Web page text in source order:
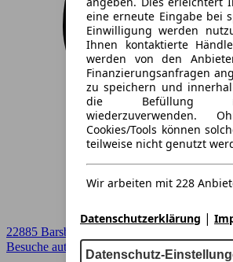
eine erneute Eingabe bei
Einwilligung werden
Ihnen kontaktierte
werden von den
Finanzierungsanfragen
zu speichern und
die Befüllung
wiederzuverwenden.
Cookies/Tools können
teilweise nicht genutzt
Wir arbeiten mit 228
Datenschutzerklärung |
Datenschutz-
22885 Barsbuettel
Besuche autoscout24.de
➚